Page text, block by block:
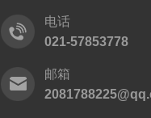
电话
021-57853778
邮箱